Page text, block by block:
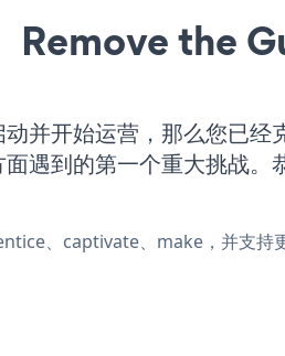
Remove the
并开始运营，那么您已经
遇到的第一个重大挑战。
、captivate、make，并支持